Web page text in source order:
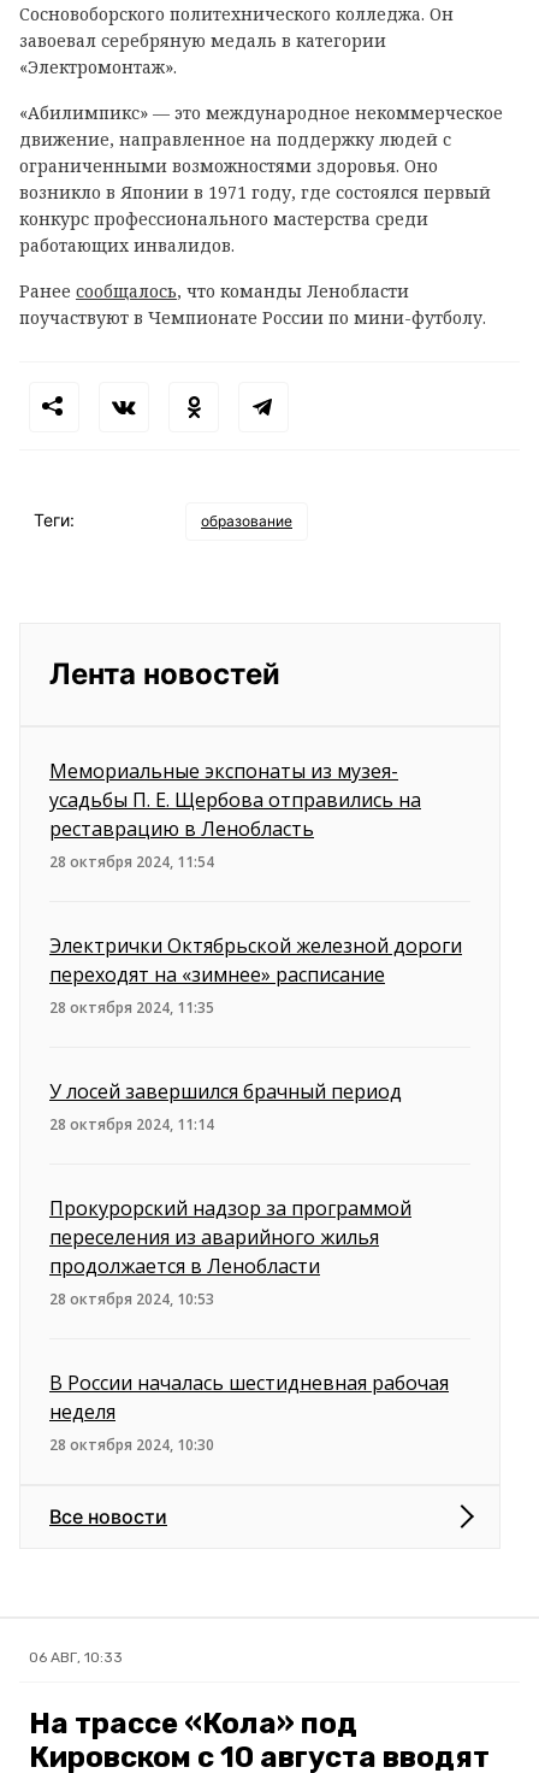
Сосновоборского политехнического колледжа. Он
завоевал серебряную медаль в категории
«Электромонтаж».
«Абилимпикс» — это международное некоммерческое
движение, направленное на поддержку людей с
ограниченными возможностями здоровья. Оно
возникло в Японии в 1971 году, где состоялся первый
конкурс профессионального мастерства среди
работающих инвалидов.
Ранее сообщалось, что команды Ленобласти
поучаствуют в Чемпионате России по мини-футболу.
Теги: образование
Лента новостей
Мемориальные экспонаты из музея-
усадьбы П. Е. Щербова отправились на
реставрацию в Ленобласть
28 октября 2024, 11:54
Электрички Октябрьской железной дороги
переходят на «зимнее» расписание
28 октября 2024, 11:35
У лосей завершился брачный период
28 октября 2024, 11:14
Прокурорский надзор за программой
переселения из аварийного жилья
продолжается в Ленобласти
28 октября 2024, 10:53
В России началась шестидневная рабочая
неделя
28 октября 2024, 10:30
Все новости
06 АВГ, 10:33
На трассе «Кола» под
Кировском с 10 августа вводят